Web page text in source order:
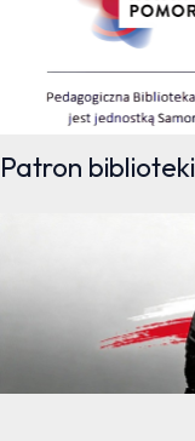
Patron biblioteki